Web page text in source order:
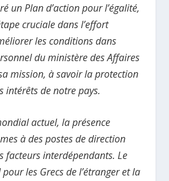
un Plan d’action pour l’égalité,
cruciale dans l’effort
les conditions dans
du ministère des Affaires
mission, à savoir la protection
intérêts de notre pays.
actuel, la présence
à des postes de direction
facteurs interdépendants. Le
les Grecs de l’étranger et la